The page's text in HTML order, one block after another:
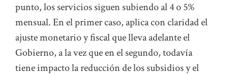
punto, los servicios siguen subiendo al 4 o 5%
mensual. En el primer caso, aplica con claridad el
ajuste monetario y fiscal que lleva adelante el
Gobierno, a la vez que en el segundo, todavía
tiene impacto la reducción de los subsidios y el